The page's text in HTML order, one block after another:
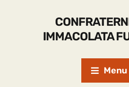
IMMACOLATA
Menu